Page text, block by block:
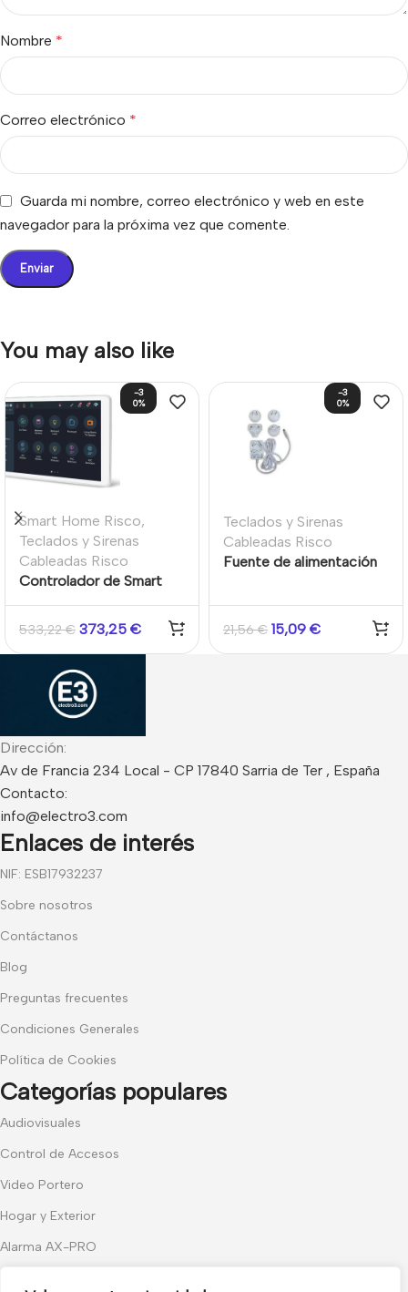
Nombre *
Correo electrónico *
Guarda mi nombre, correo electrónico y web en este
navegador para la próxima vez que comente.
You may also like
-3
0%
Smart Home Risco,
Teclados y Sirenas
Cableadas Risco
Controlador de Smart
Home y alarma
RisControl – Teclado
pantalla táctil para
533,22€ 373,25 €
-3
0%
Teclados y Sirenas
Cableadas Risco
Fuente de alimentación
USB-C para RisControl
21,56€ 15,09 €
Dirección:
Av de Francia 234 Local - CP 17840 Sarria de Ter , España
Contacto:
info@electro3.com
Enlaces de interés
NIF: ESB17932237
Sobre nosotros
Contáctanos
Blog
Preguntas frecuentes
Condiciones Generales
Política de Cookies
Categorías populares
Audiovisuales
Control de Accesos
Video Portero
Hogar y Exterior
Alarma AX-PRO